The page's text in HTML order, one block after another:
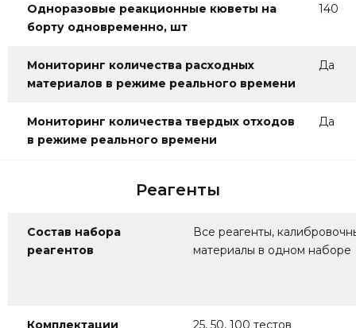
Одноразовые реакционные кюветы на
борту одновременно, шт
140
Мониторинг количества расходных
материалов в режиме реального времени
Да
Мониторинг количества твердых отходов
в режиме реального времени
Да
Реагенты
Состав набора
реагентов
Все реагенты,
материалы в одном наборе
Комплектации
25, 50, 100 тестов